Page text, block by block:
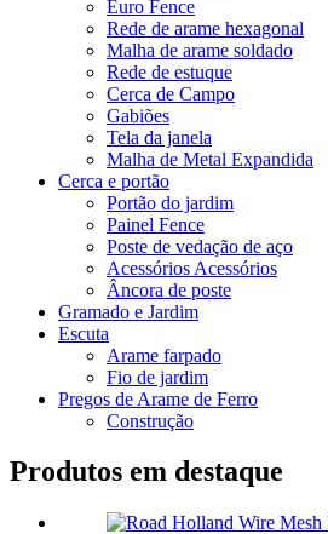
Euro Fence
Rede de arame hexagonal
Malha de arame soldado
Rede de estuque
Cerca de Campo
Gabiões
Tela da janela
Malha de Metal Expandida
Cerca e portão
Portão do jardim
Painel Fence
Poste de vedação de aço
Acessórios Acessórios
Âncora de poste
Gramado e Jardim
Escuta
Arame farpado
Fio de jardim
Pregos de Arame de Ferro
Construção
Produtos em destaque